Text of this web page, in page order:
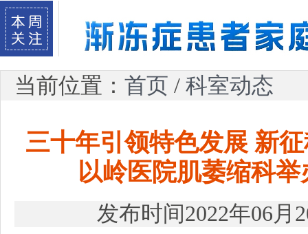
当前位置： 首页 / 科室动态
三十年引领特色发展 新
以岭医院肌萎缩科
发布时间2022年06月